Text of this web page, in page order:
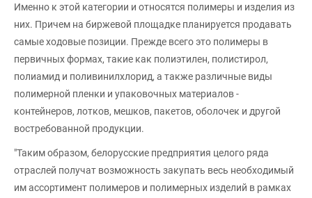
Именно к этой категории и относятся полимеры и изделия из
них. Причем на биржевой площадке планируется продавать
самые ходовые позиции. Прежде всего это полимеры в
первичных формах, такие как полиэтилен, полистирол,
полиамид и поливинилхлорид, а также различные виды
полимерной пленки и упаковочных материалов -
контейнеров, лотков, мешков, пакетов, оболочек и другой
востребованной продукции.
"Таким образом, белорусские предприятия целого ряда
отраслей получат возможность закупать весь необходимый
им ассортимент полимеров и полимерных изделий в рамках